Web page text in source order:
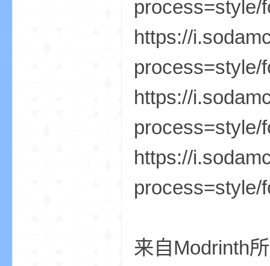
process=style/
https://
process=style/
https://
process=style/
https://
process=style/
来自Modrinth